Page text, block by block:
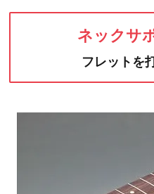
ネックサ
フレットを